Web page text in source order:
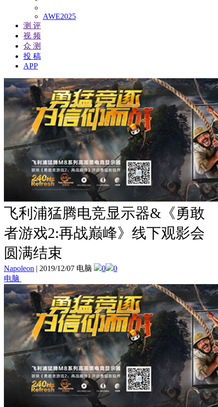
AWE2025
测 评
视 频
众 测
投 稿
APP
飞利浦猛腾电竞显示器&《勇敢
者游戏2:再战巅峰》线下观影会
圆满结束
Napoleon | 2019/12/07 电脑 0
0
电脑